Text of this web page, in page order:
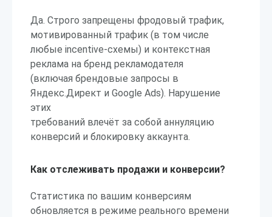
Да. Строго запрещены фродовый трафик,
мотивированный трафик (в том числе
любые incentive-схемы) и контекстная
реклама на бренд рекламодателя
(включая брендовые запросы в
Яндекс.Директ и Google Ads). Нарушение
этих
требований влечёт за собой аннуляцию
конверсий и блокировку аккаунта.
Как отслеживать продажи и конверсии?
Статистика по вашим конверсиям
обновляется в режиме реального времени